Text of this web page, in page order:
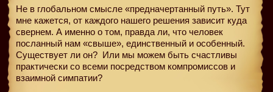
Не в глобальном смысле «предначертанный путь». Тут
мне кажется, от каждого нашего решения зависит куда
свернем. А именно о том, правда ли, что человек
посланный нам «свыше», единственный и особенный.
Существует ли он? Или мы можем быть счастливы
практически со всеми посредством компромиссов и
взаимной симпатии?